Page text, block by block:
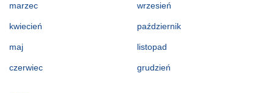
marzec
kwiecień
maj
czerwiec
wrzesień
październik
listopad
grudzień